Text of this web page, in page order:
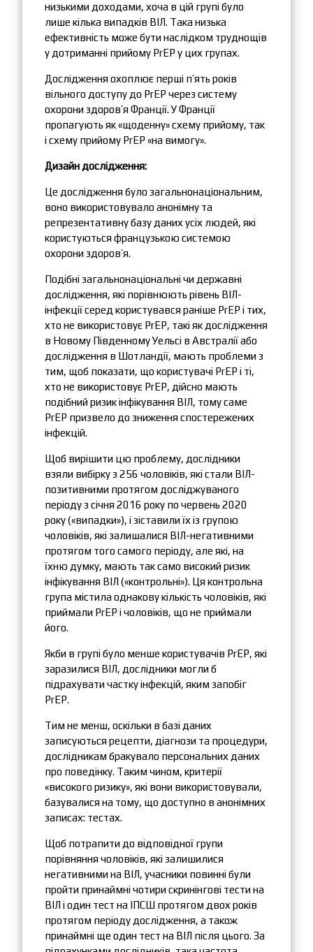
низькими доходами, хоча в цій групі було
лише кілька випадків ВІЛ. Така низька
ефективність може бути наслідком труднощів
у дотриманні прийому PrEP у цих групах.
Дослідження охоплює перші п’ять років
вільного доступу до PrEP через систему
охорони здоров’я Франції. У Франції
пропагують як «щоденну» схему прийому, так
і схему прийому PrEP «на вимогу».
Дизайн дослідження:
Це дослідження було загальнонаціональним,
воно використовувало анонімну та
репрезентативну базу даних усіх людей, які
користуються французькою системою
охорони здоров’я.
Подібні загальнонаціональні чи державні
дослідження, які порівнюють рівень ВІЛ-
інфекції серед користувався раніше PrEP і тих,
хто не використовує PrEP, такі як дослідження
в Новому Південному Уельсі в Австралії або
дослідження в Шотландії, мають проблеми з
тим, щоб показати, що користувачі PrEP і ті,
хто не використовує PrEP, дійсно мають
подібний ризик інфікування ВІЛ, тому саме
PrEP призвело до зниження спостережених
інфекцій.
Щоб вирішити цю проблему, дослідники
взяли вибірку з 256 чоловіків, які стали ВІЛ-
позитивними протягом досліджуваного
періоду з січня 2016 року по червень 2020
року («випадки»), і зіставили їх із групою
чоловіків, які залишалися ВІЛ-негативними
протягом того самого періоду, але які, на
їхню думку, мають так само високий ризик
інфікування ВІЛ («контрольні»). Ця контрольна
група містила однакову кількість чоловіків, які
приймали PrEP і чоловіків, що не приймали
його.
Якби в групі було менше користувачів PrEP, які
заразилися ВІЛ, дослідники могли б
підрахувати частку інфекцій, яким запобіг
PrEP.
Тим не менш, оскільки в базі даних
записуються рецепти, діагнози та процедури,
дослідникам бракувало персональних даних
про поведінку. Таким чином, критерії
«високого ризику», які вони використовували,
базувалися на тому, що доступно в анонімних
записах: тестах.
Щоб потрапити до відповідної групи
порівняння чоловіків, які залишилися
негативними на ВІЛ, учасники повинні були
пройти принаймні чотири скринінгові тести на
ВІЛ і один тест на ІПСШ протягом двох років
протягом періоду дослідження, а також
принаймні ще один тест на ВІЛ після цього. За